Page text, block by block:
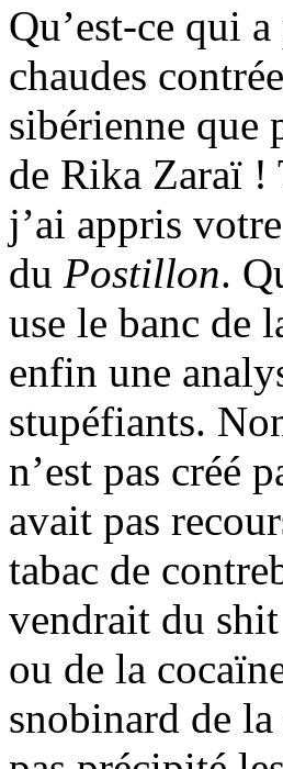
Qu’est-ce qui
chaudes
sibérienne que
de Rika Zaraï !
j’ai appris
du Postillon.
use le banc de
enfin une
stupéfiants.
n’est pas créé
avait pas
tabac de
vendrait du
ou de la
snobinard de